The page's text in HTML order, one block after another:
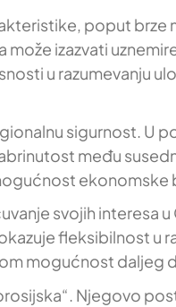
poput
izazvati
u razumevanju
sigurnost.
među
svojih interesa
fleksibilnost u
mogućnost daljeg
Njegovo